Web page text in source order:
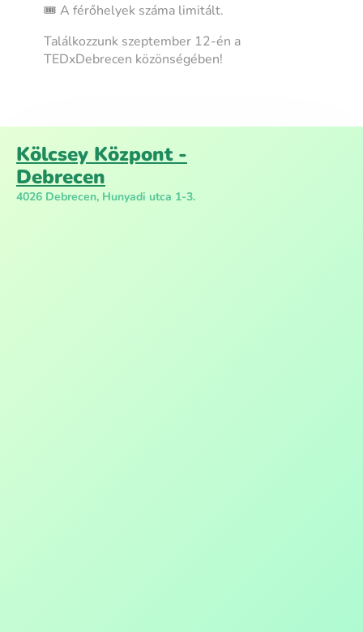
🎟️ A férőhelyek száma limitált.
Találkozzunk szeptember 12-én a
TEDxDebrecen közönségében!
Kölcsey Központ -
Debrecen
4026 Debrecen, Hunyadi utca 1-3.